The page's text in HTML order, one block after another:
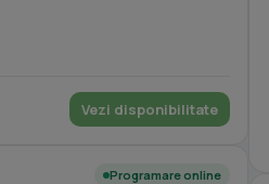
Vezi disponibilitate
Programare online